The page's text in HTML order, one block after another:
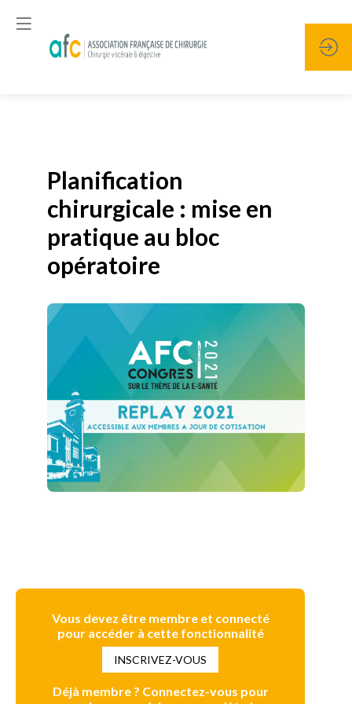
Planification
chirurgicale : mise en
pratique au bloc
opératoire
Vous devez être membre et connecté
pour accéder à cette fonctionnalité
INSCRIVEZ-VOUS
Déjà membre ? Connectez-vous pour